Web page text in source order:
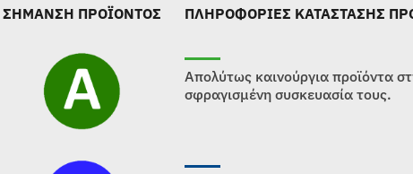
ΣΗΜΑΝΣΗ ΠΡΟΪΟΝΤΟΣ ΠΛΗΡΟΦΟΡΙΕΣ ΚΑΤΑΣΤΑΣΗΣ
Απολύτως καινούργια προϊόντα
σφραγισμένη συσκευασία τους.